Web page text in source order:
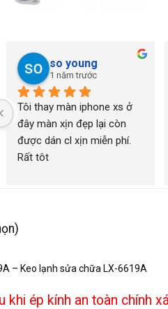
so young
1 năm trước
Tôi thay màn iphone xs ở
đây màn xịn đẹp lại còn
được dán cl xịn miễn phí.
Rất tôt
– Keo lạnh sửa chữa LX-6619A
khi ép kính an toàn chính